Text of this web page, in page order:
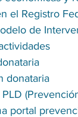
el Registro
de
donataria
portal